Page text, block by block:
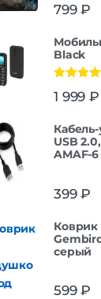
799₽
Black
из 5
1 999 ₽
USB
AMAF-6
399₽
Коврик
серый
599₽